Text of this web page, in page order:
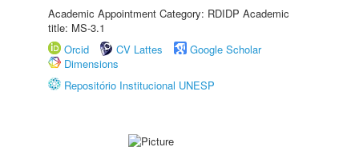
Academic Appointment Category: RDIDP Academic
title: MS-3.1
Orcid
CV Lattes
Google Scholar
Dimensions
Repositório Institucional UNESP